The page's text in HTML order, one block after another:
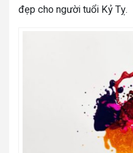
đẹp cho người tuổi Kỷ Tỵ.